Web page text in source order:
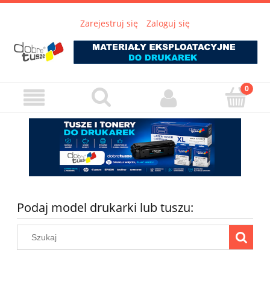
Zarejestruj się Zaloguj się
Podaj model drukarki lub tuszu: